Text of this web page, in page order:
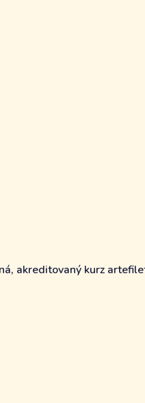
akreditovaný kurz